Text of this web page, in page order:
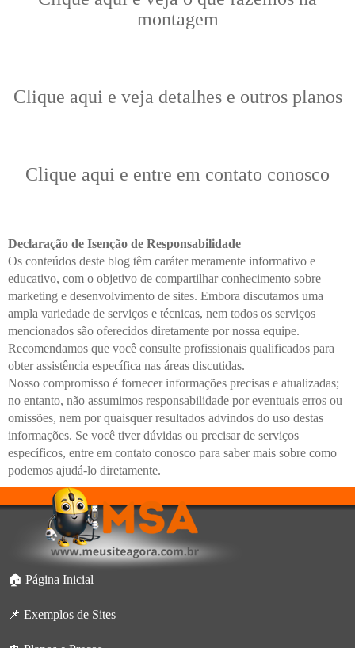
montagem
Clique aqui e veja detalhes e outros planos
Clique aqui e entre em contato conosco
Declaração de Isenção de Responsabilidade
Os conteúdos deste blog têm caráter meramente informativo e
educativo, com o objetivo de compartilhar conhecimento sobre
marketing e desenvolvimento de sites. Embora discutamos uma
ampla variedade de serviços e técnicas, nem todos os serviços
mencionados são oferecidos diretamente por nossa equipe.
Recomendamos que você consulte profissionais qualificados para
obter assistência específica nas áreas discutidas.
Nosso compromisso é fornecer informações precisas e atualizadas;
no entanto, não assumimos responsabilidade por eventuais erros ou
omissões, nem por quaisquer resultados advindos do uso destas
informações. Se você tiver dúvidas ou precisar de serviços
específicos, entre em contato conosco para saber mais sobre como
podemos ajudá-lo diretamente.
🏠 Página Inicial
📌 Exemplos de Sites